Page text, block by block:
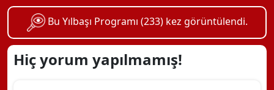
Bu Yılbaşı Programı (233) kez görüntülendi.
Hiç yorum yapılmamış!